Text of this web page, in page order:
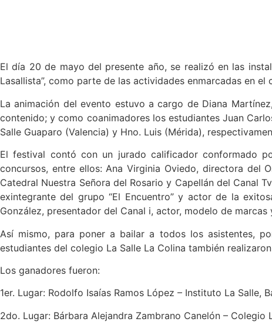
El día 20 de mayo del presente año, se realizó en las
Lasallista”, como parte de las actividades enmarcadas en
La animación del evento estuvo a cargo de Diana
contenido; y como coanimadores los estudiantes Juan
Salle Guaparo (Valencia) y Hno. Luis (Mérida),
El festival contó con un jurado calificador conformado
concursos, entre ellos: Ana Virginia Oviedo, directora del
Catedral Nuestra Señora del Rosario y Capellán del Canal
exintegrante del grupo “El Encuentro” y actor de la
González, presentador del Canal i, actor, modelo de
Así mismo, para poner a bailar a todos los asistentes,
estudiantes del colegio La Salle La Colina también
Los ganadores fueron:
1er. Lugar: Rodolfo Isaías Ramos López – Instituto La Salle,
2do. Lugar: Bárbara Alejandra Zambrano Canelón – Colegio